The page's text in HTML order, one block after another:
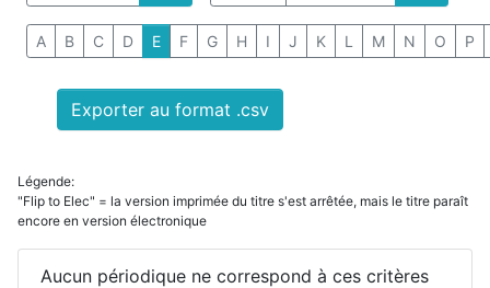
A B C D E F G H I J K L M N O P
Exporter au format .csv
Légende:
"Flip to Elec" = la version imprimée du titre s'est arrêtée, mais le titre paraît
encore en version électronique
Aucun périodique ne correspond à ces critères